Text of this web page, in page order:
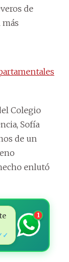
de
Colegio
Sofía
de un
enlutó
1